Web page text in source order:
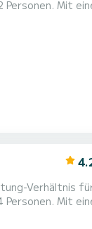
Umgebung
Verhältnis
der Umgebung